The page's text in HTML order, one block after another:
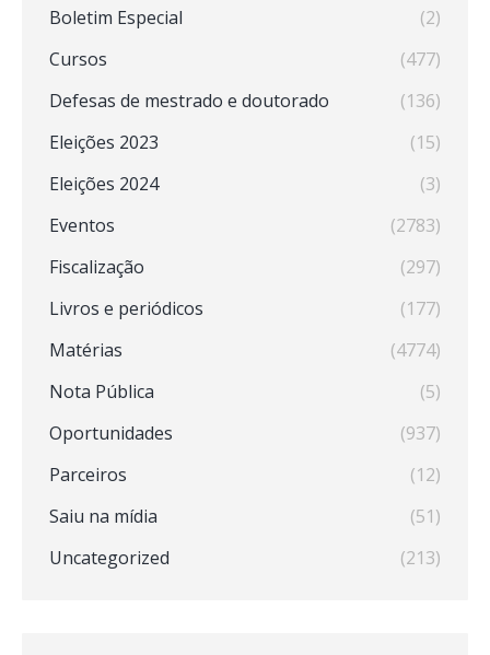
Boletim Especial
(2)
Cursos
(477)
Defesas de mestrado e doutorado
(136)
Eleições 2023
(15)
Eleições 2024
(3)
Eventos
(2783)
Fiscalização
(297)
Livros e periódicos
(177)
Matérias
(4774)
Nota Pública
(5)
Oportunidades
(937)
Parceiros
(12)
Saiu na mídia
(51)
Uncategorized
(213)